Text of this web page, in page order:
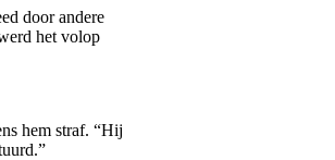
door andere
het volop
hem straf. “Hij